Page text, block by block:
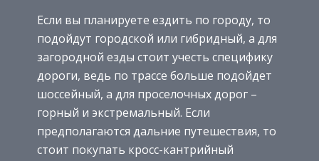
Если вы планируете ездить по городу, то
подойдут городской или гибридный, а для
загородной езды стоит учесть специфику
дороги, ведь по трассе больше подойдет
шоссейный, а для проселочных дорог –
горный и экстремальный. Если
предполагаются дальние путешествия, то
стоит покупать кросс-кантрийный